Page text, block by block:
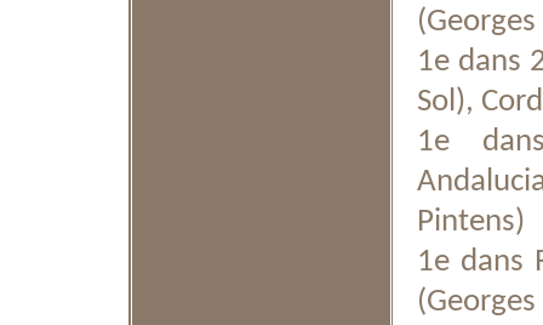
1e dans
Sol),
1e
Pintens)
1e dans